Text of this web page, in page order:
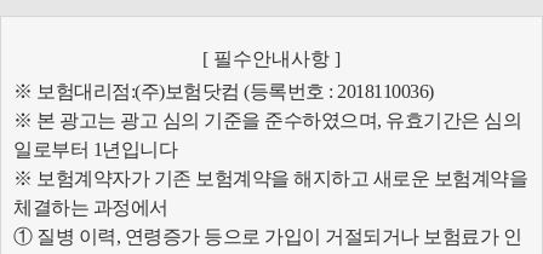
[ 필수안내사항 ]
※ 보험대리점:(주)보험닷컴 (등록번호 : 2018110036)
※ 본 광고는 광고 심의 기준을 준수하였으며, 유효기간은 심의
일로부터 1년입니다
※ 보험계약자가 기존 보험계약을 해지하고 새로운 보험계약을
체결하는 과정에서
① 질병 이력, 연령증가 등으로 가입이 거절되거나 보험료가 인